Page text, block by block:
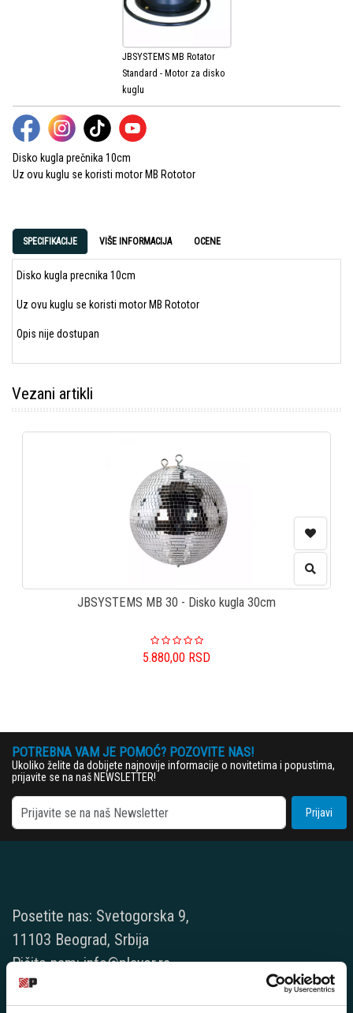
JBSYSTEMS MB Rotator
Standard - Motor za disko
kuglu
Disko kugla prečnika 10cm
Uz ovu kuglu se koristi motor MB Rototor
SPECIFIKACIJE VIŠE INFORMACIJA OCENE
Disko kugla precnika 10cm
Uz ovu kuglu se koristi motor MB Rototor
Opis nije dostupan
Vezani artikli
JBSYSTEMS MB 30 - Disko kugla 30cm
5.880,00 RSD
POTREBNA VAM JE POMOĆ? POZOVITE NAS!
Ukoliko želite da dobijete najnovije informacije o novitetima i popustima,
prijavite se na naš NEWSLETTER!
Prijavi
Posetite nas: Svetogorska 9,
11103 Beograd, Srbija
Pišite nam: info@player.rs
Pozovite nas: +381 11 33-47-615